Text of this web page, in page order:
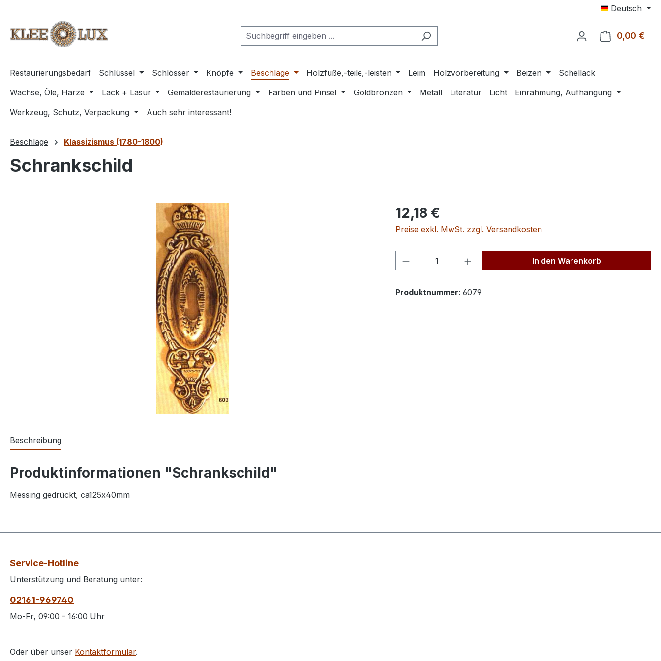
Deutsch
0,00 €
Restaurierungsbedarf Schlüssel Schlösser Knöpfe Beschläge Holzfüße,-teile,-leisten Leim Holzvorbereitung Beizen
Schellack
Wachse, Öle, Harze
Lack + Lasur Gemälderestaurierung Farben und Pinsel Goldbronzen Metall Literatur Licht
Einrahmung, Aufhängung
Werkzeug, Schutz, Verpackung
Auch sehr interessant!
Beschläge Klassizismus (1780-1800)
Schrankschild
Regulärer Preis:
12,18 €
Preise exkl. MwSt. zzgl. Versandkosten
Produkt Anzahl: Gib den gewünschten Wert
In den Warenkorb
Produktnummer: 6079
Beschreibung
Produktinformationen "Schrankschild"
Messing gedrückt, ca125x40mm
Service-Hotline
Unterstützung und Beratung unter:
02161-969740
Mo-Fr, 09:00 - 16:00 Uhr
Oder über unser Kontaktformular.